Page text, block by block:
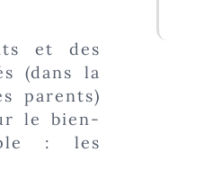
et des
(dans la
parents)
le bien-
: les